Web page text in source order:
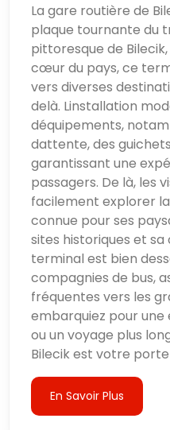
La gare routière de
plaque tournante du
pittoresque de
cœur du pays, ce
vers diverses
delà. Linstallation
déquipements,
dattente, des
garantissant une
passagers. De là, les
facilement explorer
connue pour ses
sites historiques et sa
terminal est bien
compagnies de bus,
fréquentes vers les
embarquiez pour une
ou un voyage plus
Bilecik est votre
En Savoir Plus